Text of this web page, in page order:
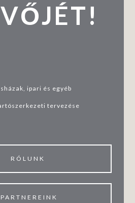
ipari és egyéb
tervezése
RÓLUNK
PARTNEREINK